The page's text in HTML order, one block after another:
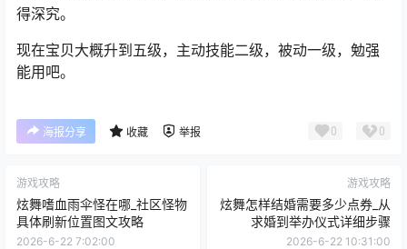
得深究。
现在宝贝大概升到五级，主动技能二级，被动一级，勉强
能用吧。
海报分享 收藏 举报 0 0
游戏攻略
炫舞嗜血雨伞怪在哪_社区怪物
具体刷新位置图文攻略
2026-6-22 7:02:00
游戏攻略
炫舞怎样结婚需要多少点券_从
求婚到举办仪式详细步骤
2026-6-22 10:31:00